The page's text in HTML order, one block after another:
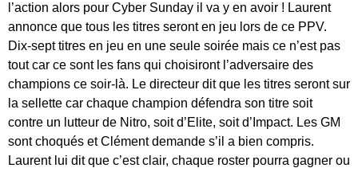
l’action alors pour Cyber Sunday il va y en avoir ! Laurent
annonce que tous les titres seront en jeu lors de ce PPV.
Dix-sept titres en jeu en une seule soirée mais ce n’est pas
tout car ce sont les fans qui choisiront l’adversaire des
champions ce soir-là. Le directeur dit que les titres seront sur
la sellette car chaque champion défendra son titre soit
contre un lutteur de Nitro, soit d’Elite, soit d’Impact. Les GM
sont choqués et Clément demande s’il a bien compris.
Laurent lui dit que c’est clair, chaque roster pourra gagner ou